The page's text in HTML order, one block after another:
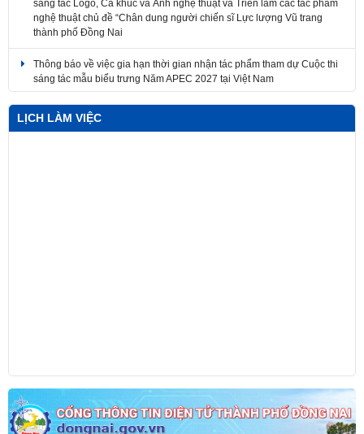
thành phố Đồng Nai
Thông báo về việc gia hạn thời gian nhận tác phẩm tham dự Cuộc thi
Về việc điều chỉnh thời gian tổ chức Lễ trao giải Cuộc thi sáng tác
thuật
LỊCH LÀM VIỆC